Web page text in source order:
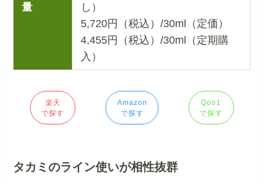
量
し）
5,720円（税込）/30ml（定価）
4,455円（税込）/30ml（定期購
入）
楽天
で探す
Amazon
で探す
Qoo1
で探す
タカミのライン使いが相性抜群